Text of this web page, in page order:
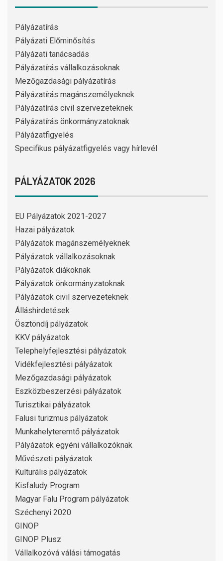
Pályázatírás
Pályázati Előminősítés
Pályázati tanácsadás
Pályázatírás vállalkozásoknak
Mezőgazdasági pályázatírás
Pályázatírás magánszemélyeknek
Pályázatírás civil szervezeteknek
Pályázatírás önkormányzatoknak
Pályázatfigyelés
Specifikus pályázatfigyelés vagy hírlevél
PÁLYÁZATOK 2026
EU Pályázatok 2021-2027
Hazai pályázatok
Pályázatok magánszemélyeknek
Pályázatok vállalkozásoknak
Pályázatok diákoknak
Pályázatok önkormányzatoknak
Pályázatok civil szervezeteknek
Álláshirdetések
Ösztöndíj pályázatok
KKV pályázatok
Telephelyfejlesztési pályázatok
Vidékfejlesztési pályázatok
Mezőgazdasági pályázatok
Eszközbeszerzési pályázatok
Turisztikai pályázatok
Falusi turizmus pályázatok
Munkahelyteremtő pályázatok
Pályázatok egyéni vállalkozóknak
Művészeti pályázatok
Kulturális pályázatok
Kisfaludy Program
Magyar Falu Program pályázatok
Széchenyi 2020
GINOP
GINOP Plusz
Vállalkozóvá válási támogatás